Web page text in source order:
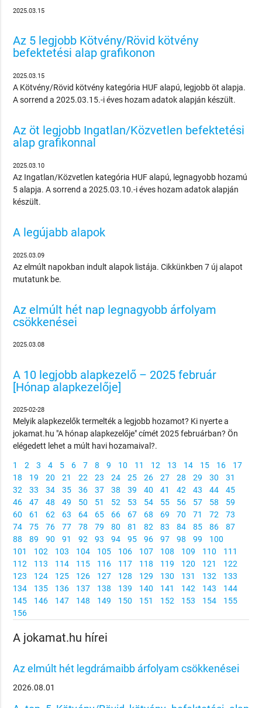
2025.03.15
Az 5 legjobb Kötvény/Rövid kötvény
befektetési alap grafikonon
2025.03.15
A Kötvény/Rövid kötvény kategória HUF alapú, legjobb öt alapja.
A sorrend a 2025.03.15.-i éves hozam adatok alapján készült.
Az öt legjobb Ingatlan/Közvetlen befektetési
alap grafikonnal
2025.03.10
Az Ingatlan/Közvetlen kategória HUF alapú, legnagyobb hozamú
5 alapja. A sorrend a 2025.03.10.-i éves hozam adatok alapján
készült.
A legújabb alapok
2025.03.09
Az elmúlt napokban indult alapok listája. Cikkünkben 7 új alapot
mutatunk be.
Az elmúlt hét nap legnagyobb árfolyam
csökkenései
2025.03.08
A 10 legjobb alapkezelő – 2025 február
[Hónap alapkezelője]
2025-02-28
Melyik alapkezelők termelték a legjobb hozamot? Ki nyerte a
jokamat.hu "A hónap alapkezelője" címét 2025 februárban? Ön
elégedett lehet a múlt havi hozamaival?.
1 2 3 4 5 6 7 8 9 10 11 12 13 14 15 16
17
18
19 20 21 22 23 24 25 26 27 28 29 30
31
32
33 34 35 36 37 38 39 40 41 42 43 44
45
46
47 48 49 50 51 52 53 54 55 56 57 58
59
60
61 62 63 64 65 66 67 68 69 70 71 72
73
74
75 76 77 78 79 80 81 82 83 84 85 86
87
88
89 90 91 92 93 94 95 96 97 98 99
100
101
102 103 104 105 106 107 108 109 110
111
112
113 114 115 116 117 118 119 120 121
122
123
124 125 126 127 128 129 130 131 132
133
134
135 136 137 138 139 140 141 142 143
144
145
146 147 148 149 150 151 152 153 154
155
156
A jokamat.hu hírei
Az elmúlt hét legdrámaibb árfolyam csökkenései
2026.08.01